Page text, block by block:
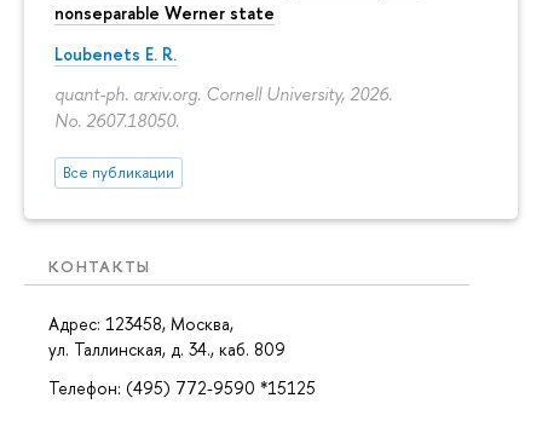
nonseparable Werner state
Loubenets E. R.
quant-ph. arxiv.org. Cornell University, 2026.
No. 2607.18050.
Все публикации
КОНТАКТЫ
Адрес: 123458, Москва,
ул. Таллинская, д. 34., каб. 809
Телефон: (495) 772-9590 *15125